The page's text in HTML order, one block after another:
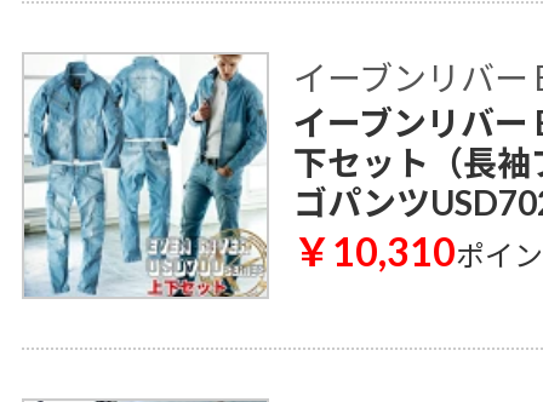
イーブンリバー
イーブンリバー
下セット（長
ゴパンツ
￥10,310ポイ